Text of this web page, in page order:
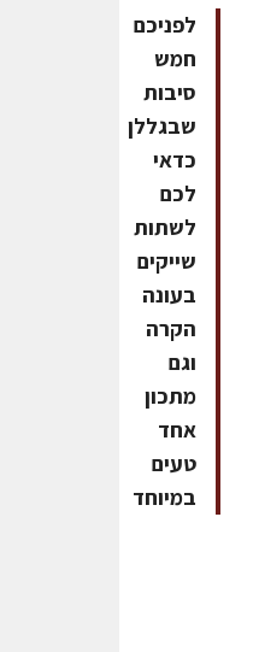
לפניכם
חמש
סיבות
שבגללן
כדאי
לכם
לשתות
שייקים
בעונה
הקרה
וגם
מתכון
אחד
טעים
במיוחד